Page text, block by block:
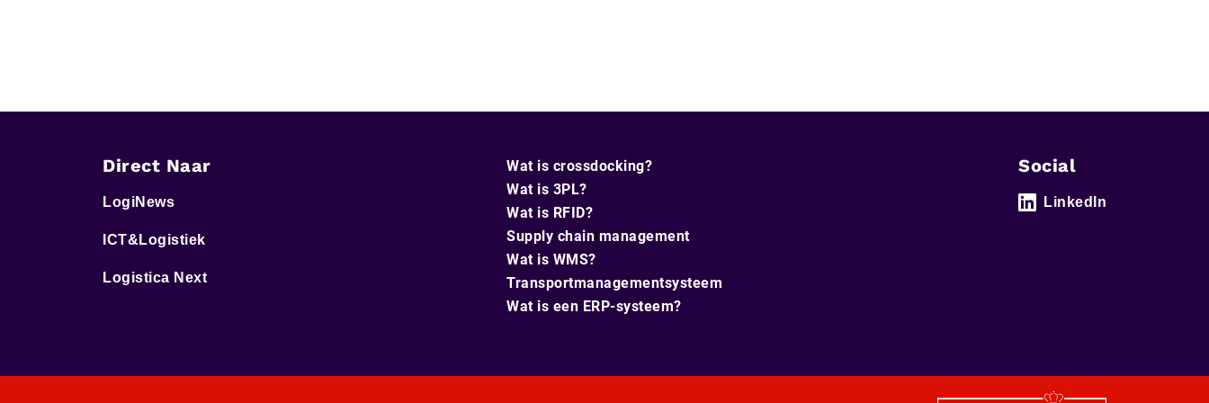
Direct Naar
LogiNews
ICT&Logistiek
Logistica Next
Wat is crossdocking?
Wat is 3PL?
Wat is RFID?
Supply chain management
Wat is WMS?
Transportmanagementsysteem
Wat is een ERP-systeem?
Social
LinkedIn